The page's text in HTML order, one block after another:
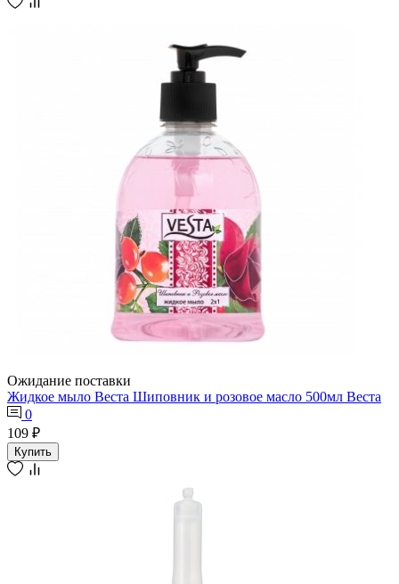
Ожидание поставки
Жидкое мыло Веста Шиповник и розовое масло 500мл Веста
0
109 ₽
Купить